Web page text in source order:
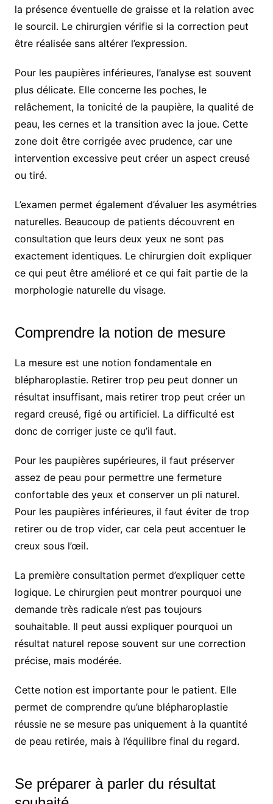
la présence éventuelle de graisse et la relation avec
le sourcil. Le chirurgien vérifie si la correction peut
être réalisée sans altérer l’expression.
Pour les paupières inférieures, l’analyse est souvent
plus délicate. Elle concerne les poches, le
relâchement, la tonicité de la paupière, la qualité de
peau, les cernes et la transition avec la joue. Cette
zone doit être corrigée avec prudence, car une
intervention excessive peut créer un aspect creusé
ou tiré.
L’examen permet également d’évaluer les asymétries
naturelles. Beaucoup de patients découvrent en
consultation que leurs deux yeux ne sont pas
exactement identiques. Le chirurgien doit expliquer
ce qui peut être amélioré et ce qui fait partie de la
morphologie naturelle du visage.
Comprendre la notion de mesure
La mesure est une notion fondamentale en
blépharoplastie. Retirer trop peu peut donner un
résultat insuffisant, mais retirer trop peut créer un
regard creusé, figé ou artificiel. La difficulté est
donc de corriger juste ce qu’il faut.
Pour les paupières supérieures, il faut préserver
assez de peau pour permettre une fermeture
confortable des yeux et conserver un pli naturel.
Pour les paupières inférieures, il faut éviter de trop
retirer ou de trop vider, car cela peut accentuer le
creux sous l’œil.
La première consultation permet d’expliquer cette
logique. Le chirurgien peut montrer pourquoi une
demande très radicale n’est pas toujours
souhaitable. Il peut aussi expliquer pourquoi un
résultat naturel repose souvent sur une correction
précise, mais modérée.
Cette notion est importante pour le patient. Elle
permet de comprendre qu’une blépharoplastie
réussie ne se mesure pas uniquement à la quantité
de peau retirée, mais à l’équilibre final du regard.
Se préparer à parler du résultat